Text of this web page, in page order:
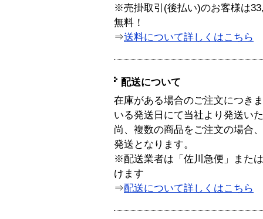
※売掛取引(後払い)のお客様は
無料！
⇒送料について詳しくはこちら
配送について
在庫がある場合のご注文につき
いる発送日にて当社より発送い
尚、複数の商品をご注文の場合
発送となります。
※配送業者は「佐川急便」また
けます
⇒配送について詳しくはこちら